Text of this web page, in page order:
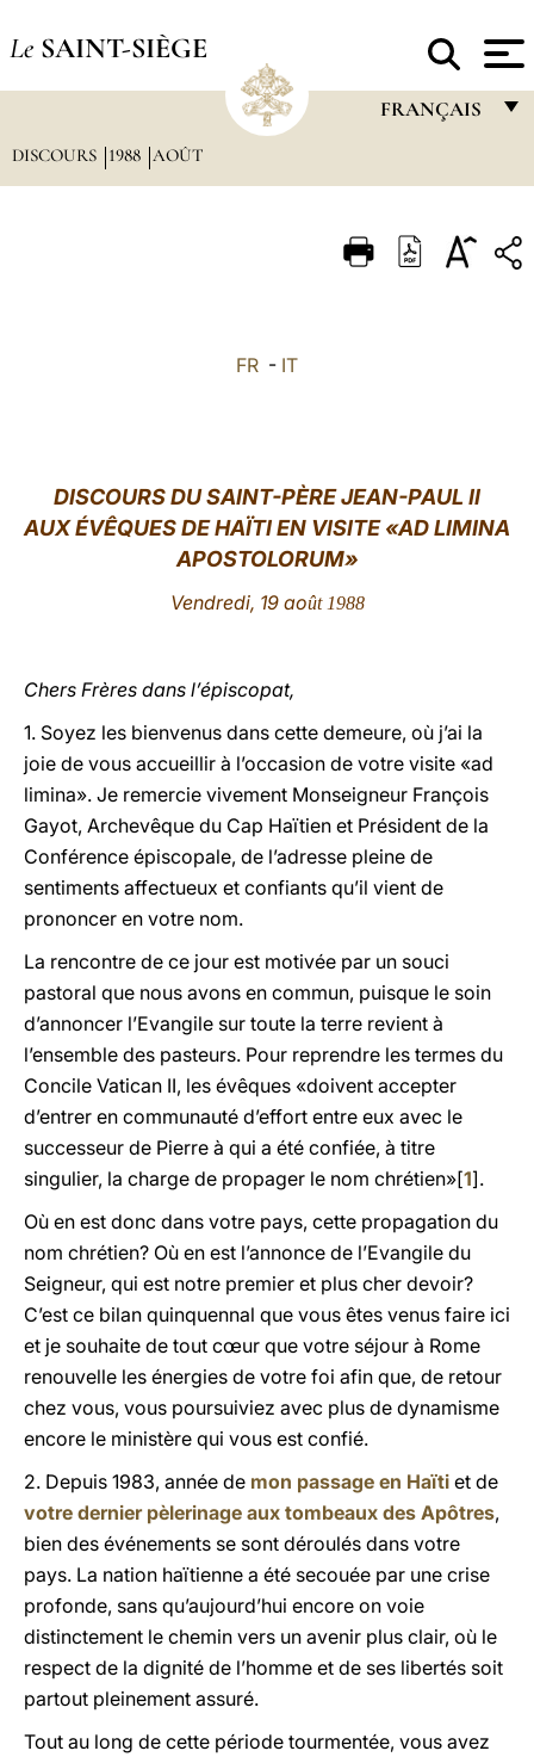
Le SAINT-SIÈGE
FRANÇAIS
ITALIANO
中文
DISCOURS 1988 AOÛT
FR - IT
DISCOURS DU SAINT-PÈRE JEAN-PAUL II
AUX ÉVÊQUES DE HAÏTI EN VISITE «AD LIMINA
APOSTOLORUM»
Vendredi, 19 août 1988
Chers Frères dans l’épiscopat,
1. Soyez les bienvenus dans cette demeure, où j’ai la
joie de vous accueillir à l’occasion de votre visite «ad
limina». Je remercie vivement Monseigneur François
Gayot, Archevêque du Cap Haïtien et Président de la
Conférence épiscopale, de l’adresse pleine de
sentiments affectueux et confiants qu’il vient de
prononcer en votre nom.
La rencontre de ce jour est motivée par un souci
pastoral que nous avons en commun, puisque le soin
d’annoncer l’Evangile sur toute la terre revient à
l’ensemble des pasteurs. Pour reprendre les termes du
Concile Vatican II, les évêques «doivent accepter
d’entrer en communauté d’effort entre eux avec le
successeur de Pierre à qui a été confiée, à titre
singulier, la charge de propager le nom chrétien»[1].
Où en est donc dans votre pays, cette propagation du
nom chrétien? Où en est l’annonce de l’Evangile du
Seigneur, qui est notre premier et plus cher devoir?
C’est ce bilan quinquennal que vous êtes venus faire ici
et je souhaite de tout cœur que votre séjour à Rome
renouvelle les énergies de votre foi afin que, de retour
chez vous, vous poursuiviez avec plus de dynamisme
encore le ministère qui vous est confié.
2. Depuis 1983, année de mon passage en Haïti et de
votre dernier pèlerinage aux tombeaux des Apôtres,
bien des événements se sont déroulés dans votre
pays. La nation haïtienne a été secouée par une crise
profonde, sans qu’aujourd’hui encore on voie
distinctement le chemin vers un avenir plus clair, où le
respect de la dignité de l’homme et de ses libertés soit
partout pleinement assuré.
Tout au long de cette période tourmentée, vous avez